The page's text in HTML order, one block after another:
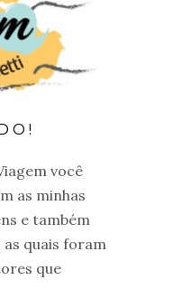
você
as minhas
e também
quais foram
que